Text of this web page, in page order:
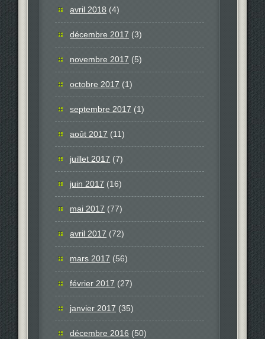
avril 2018 (4)
décembre 2017 (3)
novembre 2017 (5)
octobre 2017 (1)
septembre 2017 (1)
août 2017 (11)
juillet 2017 (7)
juin 2017 (16)
mai 2017 (77)
avril 2017 (72)
mars 2017 (56)
février 2017 (27)
janvier 2017 (35)
décembre 2016 (50)